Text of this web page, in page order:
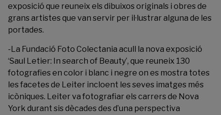
exposició que reuneix els dibuixos originals i obres de
grans artistes que van servir per il·lustrar alguna de les
portades.
-La Fundació Foto Colectania acull la nova exposició
‘Saul Letier: In search of Beauty’, que reuneix 130
fotografies en color i blanc i negre on es mostra totes
les facetes de Leiter incloent les seves imatges més
icòniques. Leiter va fotografiar els carrers de Nova
York durant sis dècades des d’una perspectiva